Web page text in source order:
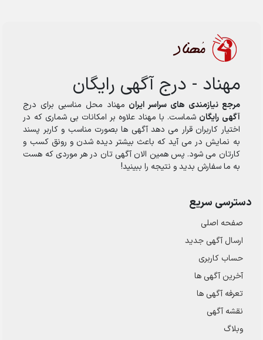
مهناد - درج آگهی رایگان
مرجع نیازمندی های سراسر ایران مهناد محل مناسبی برای درج
آگهی رایگان شماست. با مهناد علاوه بر امکانات بی شماری که در
اختیار کاربران قرار می دهد آگهی ها بصورت مناسب و کاربر پسند
به نمایش در می آید که باعث بیشتر دیده شدن و رونق کسب و
کارتان می شود. پس همین الان آگهی تان در هر موردی که هست
به ما سفارش بدید و نتیجه را ببینید!
دسترسی سریع
صفحه اصلی
ارسال‌ آگهی جدید
حساب کاربری
آخرین آگهی ها
تعرفه آگهی ها
نقشه آگهی
وبلاگ